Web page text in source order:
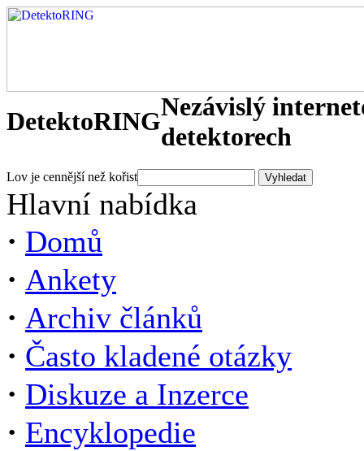
DetektoRINGNezávislý
detektorech
Lov je cennější než kořist
Hlavní nabídka
· Domů
· Ankety
· Archiv článků
· Často kladené otázky
· Diskuze a Inzerce
· Encyklopedie